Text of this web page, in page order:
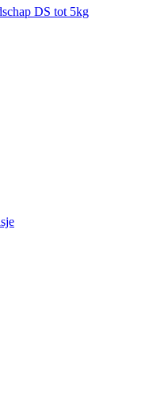
DS tot 5kg